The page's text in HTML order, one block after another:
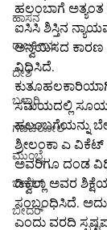
ಹಾಸನ
ರಾಜಕೀಯ
ದೇಶ
ಬಳ್ಳಾರಿ
ಗಡಚಿರೋಲಿ
ಮುಂಬೈ
ಬೀದರ್
ಬೀದರ್
ಹಲಂಬಾಗೆ ಅತ್ಯಂತ
ಐಸಿಸಿ ಶಿಸ್ತಿನ
ಅನ್ವಯಿಸದ ಕಾರಣ ಎಸ್‌ಎಲ್‌ಸಿ
ವಿಧಿಸಿದೆ.
ಸಮಯದಲ್ಲಿ
ಹಲಂಬಗೆಯನ್ನು
ಶ್ರೀಲಂಕಾ ಎ
ಅವರಿಗೂ ದಂಡ
ಡಿಕ್ವೆಲ್ಲಾ ಅವರ
ಸಂಬಂಧಿಸಿದೆ. ಅದು
ಎಂದು ವರದಿ